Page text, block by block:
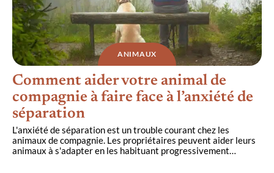
ANIMAUX
Comment aider votre animal de
compagnie à faire face à l’anxiété de
séparation
L'anxiété de séparation est un trouble courant chez les
animaux de compagnie. Les propriétaires peuvent aider leurs
animaux à s'adapter en les habituant progressivement…